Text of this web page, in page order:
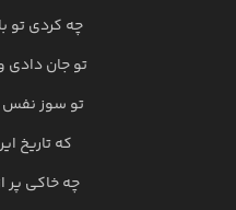
چه کردی تو
تو جان دادی
تو سوز نفس
که تاریخ
چه خاکی پر